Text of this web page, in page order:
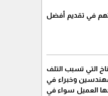
في تقديم أفضل
التي تسبب التلف
وخبراء في
العميل سواء في